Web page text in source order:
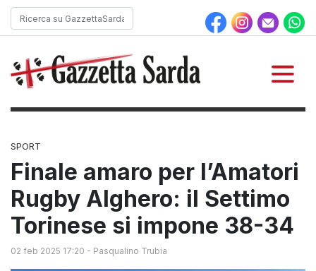
SPORT
Finale amaro per l’Amatori
Rugby Alghero: il Settimo
Torinese si impone 38-34
02 feb 2025 17:20 - Pasqualino Trubia